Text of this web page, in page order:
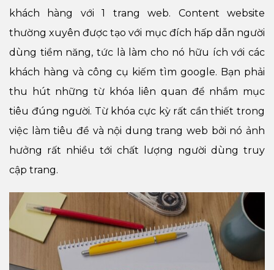
khách hàng với 1 trang web. Content website
thường xuyên được tạo với mục đích hấp dẫn người
dùng tiềm năng, tức là làm cho nó hữu ích với các
khách hàng và công cụ kiếm tìm google. Bạn phải
thu hút những từ khóa liên quan để nhắm mục
tiêu đúng người. Từ khóa cực kỳ rất cần thiết trong
việc làm tiêu đề và nội dung trang web bởi nó ảnh
hưởng rất nhiều tới chất lượng người dùng truy
cập trang.